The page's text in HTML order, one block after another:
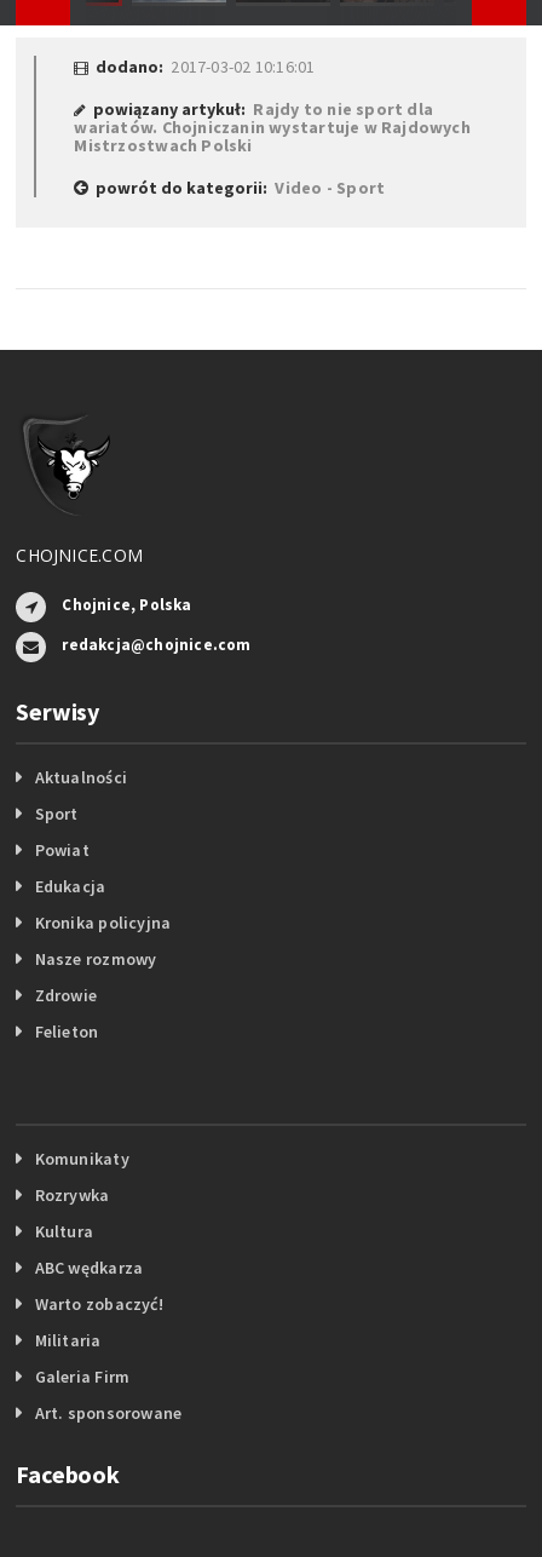
dodano: 2017-03-02 10:16:01
powiązany artykuł: Rajdy to nie sport dla
wariatów. Chojniczanin wystartuje w Rajdowych
Mistrzostwach Polski
powrót do kategorii:Video - Sport
CHOJNICE.COM
Chojnice, Polska
redakcja@chojnice.com
Serwisy
Aktualności
Sport
Powiat
Edukacja
Kronika policyjna
Nasze rozmowy
Zdrowie
Felieton
Komunikaty
Rozrywka
Kultura
ABC wędkarza
Warto zobaczyć!
Militaria
Galeria Firm
Art. sponsorowane
Facebook